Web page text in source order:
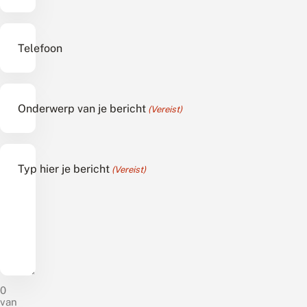
Telefoon
Onderwerp van je bericht (Vereist)
Typ hier je bericht (Vereist)
0
van